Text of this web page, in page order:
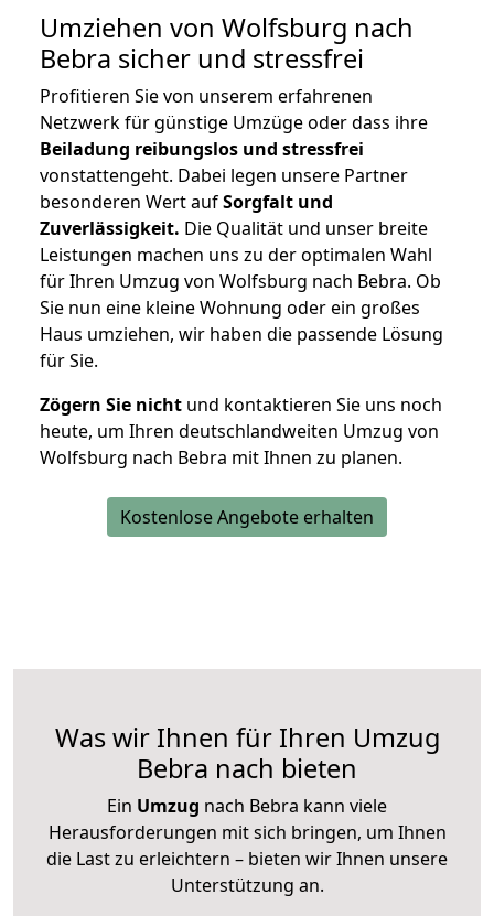
Umziehen von Wolfsburg nach
Bebra sicher und stressfrei
Profitieren Sie von unserem erfahrenen
Netzwerk für günstige Umzüge oder dass ihre
Beiladung reibungslos und stressfrei
vonstattengeht. Dabei legen unsere Partner
besonderen Wert aufSorgfalt und
Zuverlässigkeit. Die Qualität und unser breite
Leistungen machen uns zu der optimalen Wahl
für Ihren Umzug von Wolfsburg nach Bebra. Ob
Sie nun eine kleine Wohnung oder ein großes
Haus umziehen, wir haben die passende Lösung
für Sie.
Zögern Sie nicht und kontaktieren Sie uns noch
heute, um Ihren deutschlandweiten Umzug von
Wolfsburg nach Bebra mit Ihnen zu planen.
Kostenlose Angebote erhalten
Was wir Ihnen für Ihren Umzug
Bebra nach bieten
Ein Umzug nach Bebra kann viele
Herausforderungen mit sich bringen, um Ihnen
die Last zu erleichtern – bieten wir Ihnen unsere
Unterstützung an.